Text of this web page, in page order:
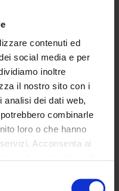
contenuti ed
social media e per
inoltre
il nostro sito con i
analisi dei dati web,
combinarle
loro o che hanno
Acconsenta ai